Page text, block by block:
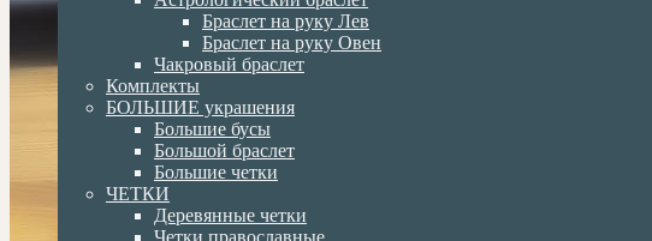
Браслет на руку Лев
Браслет на руку Овен
Чакровый браслет
Комплекты
БОЛЬШИЕ украшения
Большие бусы
Большой браслет
Большие четки
ЧЕТКИ
Деревянные четки
Четки православные